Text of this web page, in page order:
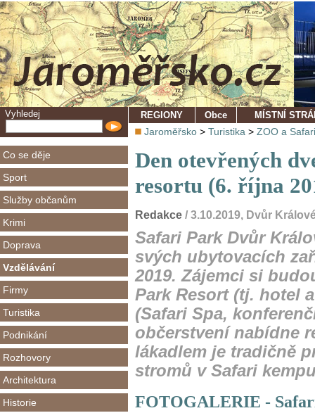
Vyhledej
Co se děje
Sport
Služby občanům
Krimi
Doprava
Vzdělávání
Firmy
Turistika
Podnikání
Rozhovory
Architektura
Historie
REGIONY Obce MÍSTNÍ
Jaroměřsko > Turistika > ZOO a Safari
Den otevřených
resortu (6. října
Redakce / 3.10.2019, Dvůr
Safari Park Dvůr
svých ubytovacích
2019. Zájemci si
Park Resort (tj. hotel
(Safari Spa,
občerstvení nabídne
lákadlem je tradičně
stromů v Safari
FOTOGALERIE -